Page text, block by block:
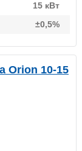
15 кВт
±0,5%
Orion 10-15